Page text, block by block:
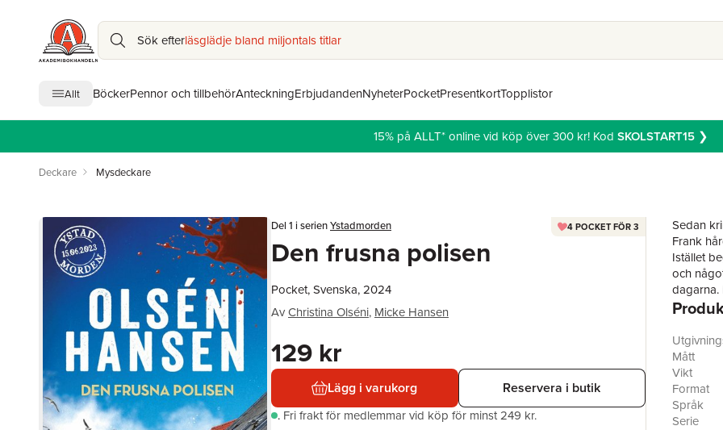
Sök efterläsglädje bland miljontals titlar
Allt BöckerPennor och tillbehörAnteckningErbjudandenNyheterPocketPresentkortTopplistor
15% på ALLT* online vid köp över 300 kr! Kod SKOLSTART15❯
Deckare Mysdeckare
Del 1 i serienYstadmorden
Den frusna polisen
4 POCKET FÖR 3
Pocket, Svenska, 2024
AvChristina Olséni, Micke Hansen
129 kr
Lägg i varukorg Reservera i butik
. Fri frakt för medlemmar vid köp för minst 249 kr.
Sedan
Frank
Istället
och
dagarna.
att han
hemvant
samma
Mått
Vikt
Format
Språk
Serie